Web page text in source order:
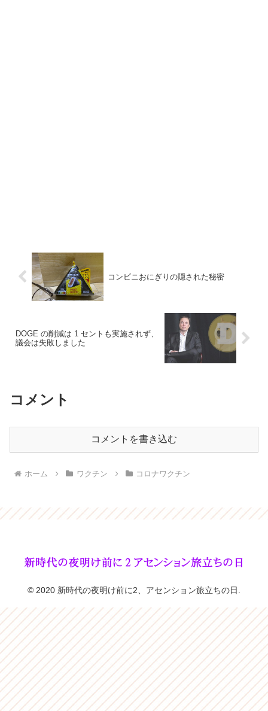
コンビニおにぎりの隠された秘密
DOGE の削減は 1 セントも実施されず、
議会は失敗しました
コメント
コメントを書き込む
ホーム ワクチン コロナワクチン
© 2020 新時代の夜明け前に2、アセンション旅立ちの日.